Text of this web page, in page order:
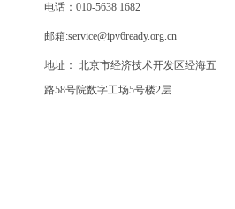
电话：010-5638 1682
邮箱:service@ipv6ready.org.cn
地址： 北京市经济技术开发区经海五
路58号院数字工场5号楼2层